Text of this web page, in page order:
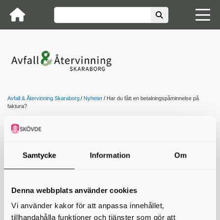
Samtycke Information Om
Denna webbplats använder cookies
Vi använder kakor för att anpassa innehållet,
tillhandahålla funktioner och tjänster som gör att
Avfall & Återvinning Skaraborg Nyheter
Har du fått en betalningspåminnelse på
faktura?
Har du fått en
betalningspåminnelse på
faktura?
A&ÅS anlitar Visma Amili AB (tidigare Visma Financial
Solutions AB) för hantering av utsick av påminnelser och
hantering av inkasso.